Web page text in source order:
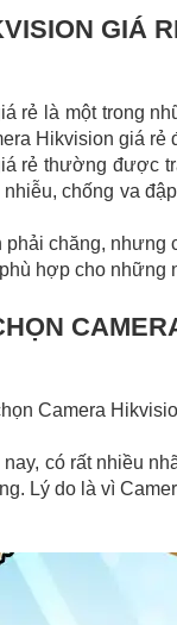
GIÁ
rẻ là một trong
Hikvision giá
rẻ thường được
chống va
phải chăng,
hợp cho những
Camera
có rất nhiều
Lý do là vì